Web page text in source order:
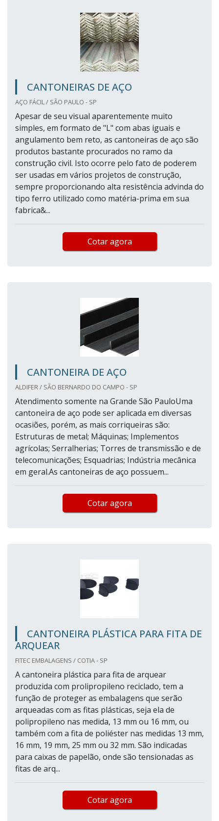
CANTONEIRAS DE AÇO
AÇO FÁCIL / SÃO PAULO - SP
Apesar de seu visual aparentemente muito
simples, em formato de "L" com abas iguais e
angulamento bem reto, as cantoneiras de aço são
produtos bastante procurados no ramo da
construção civil. Isto ocorre pelo fato de poderem
ser usadas em vários projetos de construção,
sempre proporcionando alta resistência advinda do
tipo ferro utilizado como matéria-prima em sua
fabrica&...
Cotar agora
CANTONEIRA DE AÇO
ALDIFER / SÃO BERNARDO DO CAMPO - SP
Atendimento somente na Grande São PauloUma
cantoneira de aço pode ser aplicada em diversas
ocasiões, porém, as mais corriqueiras são:
Estruturas de metal; Máquinas; Implementos
agrícolas; Serralherias; Torres de transmissão e de
telecomunicações; Esquadrias; Indústria mecânica
em geral.As cantoneiras de aço possuem...
Cotar agora
CANTONEIRA PLÁSTICA PARA FITA DE
ARQUEAR
FITEC EMBALAGENS / COTIA - SP
A cantoneira plástica para fita de arquear
produzida com prolipropileno reciclado, tem a
função de proteger as embalagens que serão
arqueadas com as fitas plásticas, seja ela de
polipropileno nas medida, 13 mm ou 16 mm, ou
também com a fita de poliéster nas medidas 13 mm,
16 mm, 19 mm, 25 mm ou 32 mm. São indicadas
para caixas de papelão, onde são tensionadas as
fitas de arq...
Cotar agora